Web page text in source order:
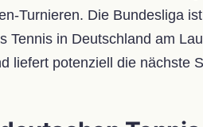
Turnieren. Die Bundesliga
in Deutschland am
potenziell die nächste